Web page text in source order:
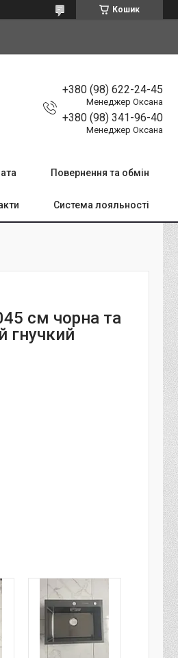
Кошик
+380 (98) 622-24-45
Менеджер Оксана
+380 (98) 341-96-40
Менеджер Оксана
Повернення та обмін
Система лояльності
см чорна та
гнучкий